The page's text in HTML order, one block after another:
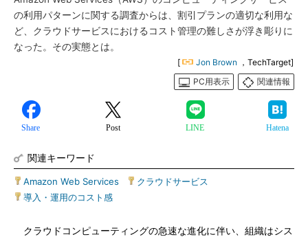
の利用パターンに関する調査からは、割引プランの適切な利用な
ど、クラウドサービスにおけるコスト管理の難しさが浮き彫りに
なった。その実態とは。
[ Jon Brown ，TechTarget]
PC用表示
関連情報
Share Post LINE Hatena
関連キーワード
Amazon Web Services クラウドサービス
導入・運用のコスト感
クラウドコンピューティングの急速な進化に伴い、組織はシス